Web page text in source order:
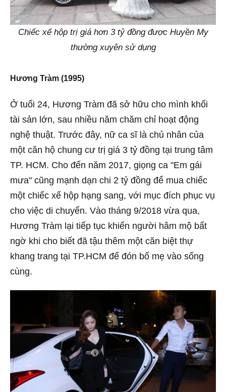
Chiếc xế hộp trị giá hơn 3 tỷ đồng được Huyền My
thường xuyên sử dụng
Hương Tràm (1995)
Ở tuổi 24, Hương Tràm đã sở hữu cho mình khối
tài sản lớn, sau nhiều năm chăm chỉ hoạt động
nghệ thuật. Trước đây, nữ ca sĩ là chủ nhân của
một căn hộ chung cư trị giá 3 tỷ đồng tại trung tâm
TP. HCM. Cho đến năm 2017, giọng ca "Em gái
mưa" cũng mạnh dạn chi 2 tỷ đồng để mua chiếc
một chiếc xế hộp hạng sang, với mục đích phục vụ
cho việc di chuyển. Vào tháng 9/2018 vừa qua,
Hương Tràm lại tiếp tục khiến người hâm mộ bất
ngờ khi cho biết đã tậu thêm một căn biệt thự
khang trang tại TP.HCM để đón bố mẹ vào sống
cùng.